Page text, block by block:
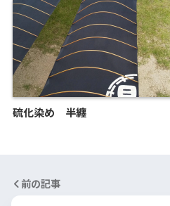
硫化染め 半纏
前の記事